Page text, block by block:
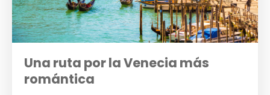
Una ruta por la Venecia más
romántica